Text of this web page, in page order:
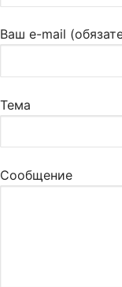
Ваш e-mail
Тема
Сообщение